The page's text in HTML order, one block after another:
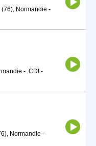
Normandie -
- CDI -
Normandie -